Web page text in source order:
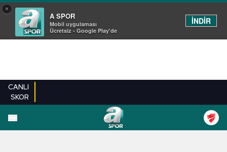
×
A SPOR
Mobil uygulaması
Ücretsiz - Google Play'de
İNDİR
CANLI
SKOR
EN YENILER